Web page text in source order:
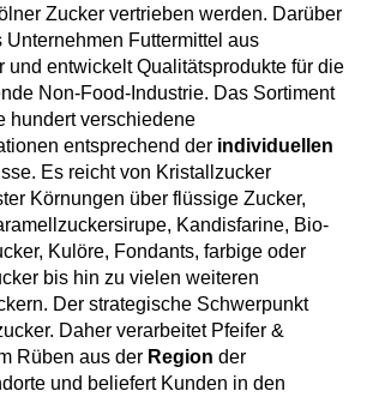
Zucker vertrieben werden. Darüber
Unternehmen Futtermittel aus
und entwickelt Qualitätsprodukte für die
Non-Food-Industrie. Das Sortiment
hundert verschiedene
entsprechend der individuellen
Es reicht von Kristallzucker
Körnungen über flüssige Zucker,
Kandisfarine, Bio-
Kulöre, Fondants, farbige oder
bis hin zu vielen weiteren
Der strategische Schwerpunkt
Daher verarbeitet Pfeifer &
Rüben aus der Region der
und beliefert Kunden in den